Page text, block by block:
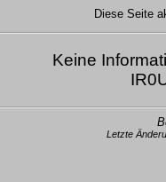
Diese Seite
Keine
Letzte